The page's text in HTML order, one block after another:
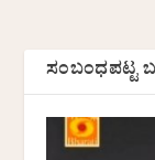
ಸಂಬಂಧಪಟ್ಟ